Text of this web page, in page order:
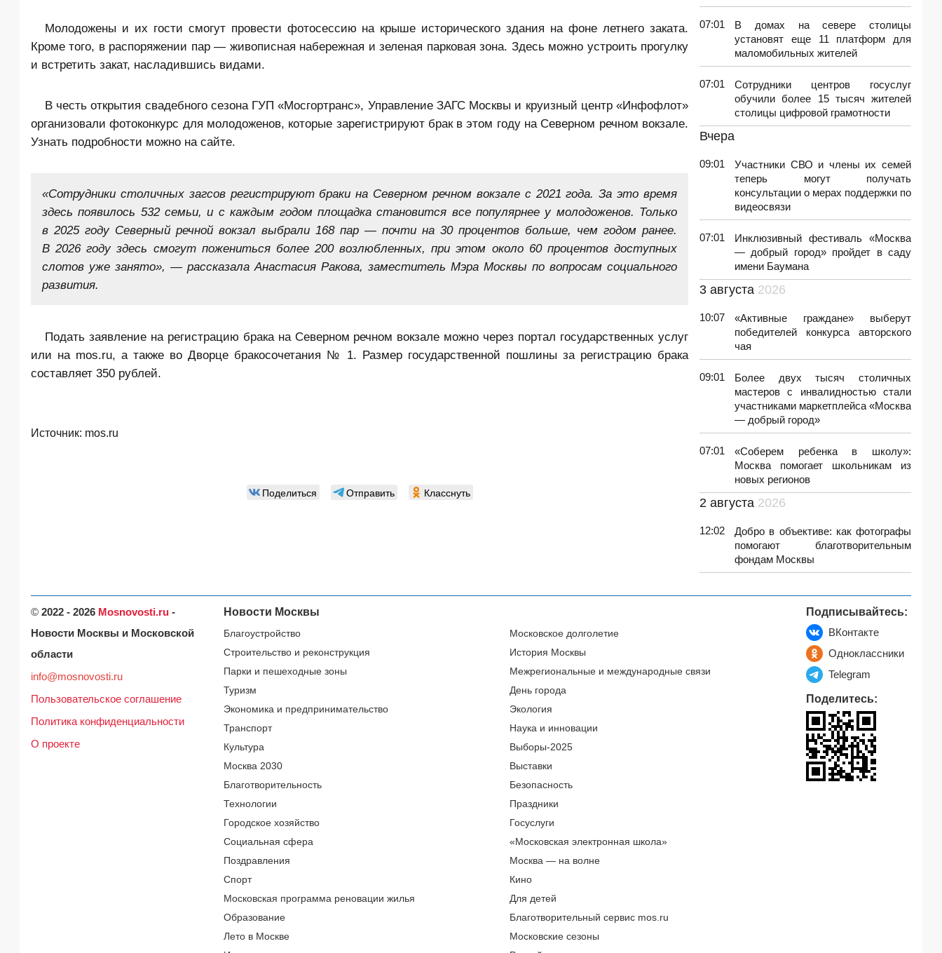
Молодожены и их гости смогут провести фотосессию на крыше исторического здания на фоне летнего заката.
Кроме того, в распоряжении пар — живописная набережная и зеленая парковая зона. Здесь можно устроить прогулку
и встретить закат, насладившись видами.
В честь открытия свадебного сезона ГУП «Мосгортранс», Управление ЗАГС Москвы и круизный центр «Инфофлот»
организовали фотоконкурс для молодоженов, которые зарегистрируют брак в этом году на Северном речном вокзале.
Узнать подробности можно на сайте.
«Сотрудники столичных загсов регистрируют браки на Северном речном вокзале с 2021 года. За это время
здесь появилось 532 семьи, и с каждым годом площадка становится все популярнее у молодоженов. Только
в 2025 году Северный речной вокзал выбрали 168 пар — почти на 30 процентов больше, чем годом ранее.
В 2026 году здесь смогут пожениться более 200 возлюбленных, при этом около 60 процентов доступных
слотов уже занято», — рассказала Анастасия Ракова, заместитель Мэра Москвы по вопросам социального
развития.
Подать заявление на регистрацию брака на Северном речном вокзале можно через портал государственных услуг
или на mos.ru, а также во Дворце бракосочетания № 1. Размер государственной пошлины за регистрацию брака
составляет 350 рублей.
Источник: mos.ru
Поделиться Отправить Класснуть
07:01
В домах на севере столицы
установят еще 11 платформ для
маломобильных жителей
07:01
Сотрудники центров госуслуг
обучили более 15 тысяч жителей
столицы цифровой грамотности
Вчера
09:01
Участники СВО и члены их семей
теперь могут получать
консультации о мерах поддержки по
видеосвязи
07:01
Инклюзивный фестиваль «Москва
— добрый город» пройдет в саду
имени Баумана
3 августа 2026
10:07
«Активные граждане» выберут
победителей конкурса авторского
чая
09:01
Более двух тысяч столичных
мастеров с инвалидностью стали
участниками маркетплейса «Москва
— добрый город»
07:01
«Соберем ребенка в школу»:
Москва помогает школьникам из
новых регионов
2 августа 2026
12:02
Добро в объективе: как фотографы
помогают благотворительным
фондам Москвы
© 2022 - 2026 Mosnovosti.ru -
Новости Москвы и Московской
области
info@mosnovosti.ru
Пользовательское соглашение
Политика конфиденциальности
О проекте
Новости Москвы
Благоустройство
Строительство и реконструкция
Парки и пешеходные зоны
Туризм
Экономика и предпринимательство
Транспорт
Культура
Москва 2030
Благотворительность
Технологии
Городское хозяйство
Социальная сфера
Поздравления
Спорт
Московская программа реновации жилья
Образование
Лето в Москве
Московское долголетие
История Москвы
Межрегиональные и международные связи
День города
Экология
Наука и инновации
Выборы-2025
Выставки
Безопасность
Праздники
Госуслуги
«Московская электронная школа»
Москва — на волне
Кино
Для детей
Благотворительный сервис mos.ru
Московские сезоны
Подписывайтесь:
ВКонтакте
Одноклассники
Telegram
Поделитесь: